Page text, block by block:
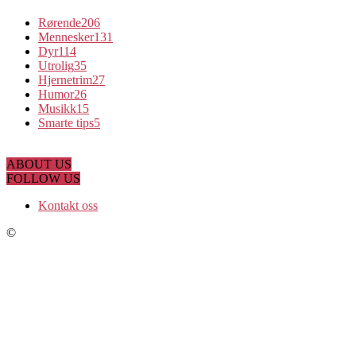
Rørende206
Mennesker131
Dyr114
Utrolig35
Hjernetrim27
Humor26
Musikk15
Smarte tips5
ABOUT US
FOLLOW US
Kontakt oss
©